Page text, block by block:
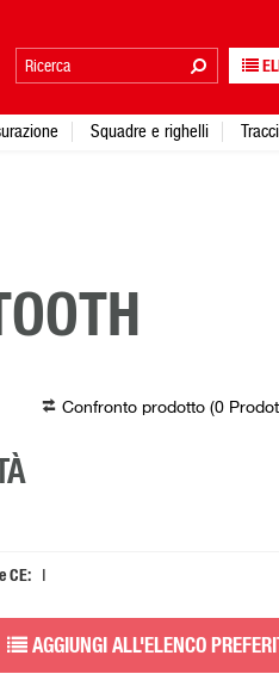
Confronto prodotto (0
CE
AGGIUNGI ALL'ELENCO
Squadre e righelli